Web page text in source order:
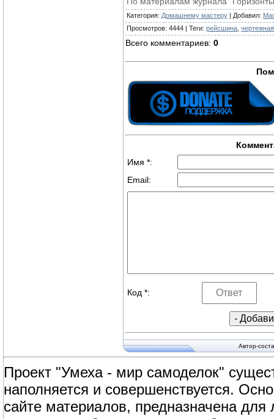
Категория: Домашнему мастеру | Добавил:
Просмотров: 4444 | Теги: рейсшина
Всего комментариев: 0
Имя *:
Email:
Код *:
Автор-
Проект "Умеха - мир самоделок"
наполняется и совершенствуется.
сайте материалов, предназначена